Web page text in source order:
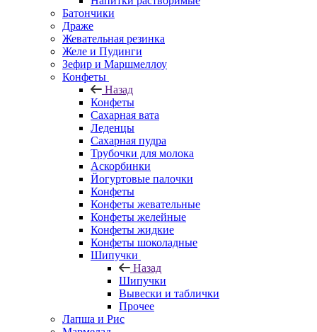
Батончики
Драже
Жевательная резинка
Желе и Пудинги
Зефир и Маршмеллоу
Конфеты
Назад
Конфеты
Сахарная вата
Леденцы
Сахарная пудра
Трубочки для молока
Аскорбинки
Йогуртовые палочки
Конфеты
Конфеты жевательные
Конфеты желейные
Конфеты жидкие
Конфеты шоколадные
Шипучки
Назад
Шипучки
Вывески и таблички
Прочее
Лапша и Рис